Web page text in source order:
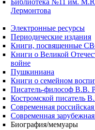
Библиотека №11 им.
Лермонтова
Электронные ресурсы
Периодические издания
Книги, посвященные
Книги о Великой
войне
Пушкиниана
Книги о семейном
Писатель-философ В.В.
Костромской писатель
Современная российская
Современная
Биография/мемуары